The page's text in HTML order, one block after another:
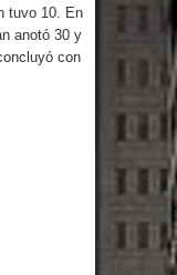
la
en
tuvo 10. En
anotó 30 y
con